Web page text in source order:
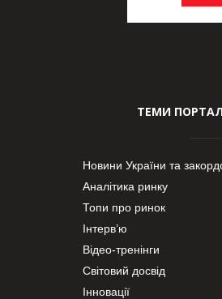
ТЕМИ
Новини України та
Аналітика ринку
Топи про ринок
Інтерв’ю
Відео-тренінги
Світовий досвід
Інновації